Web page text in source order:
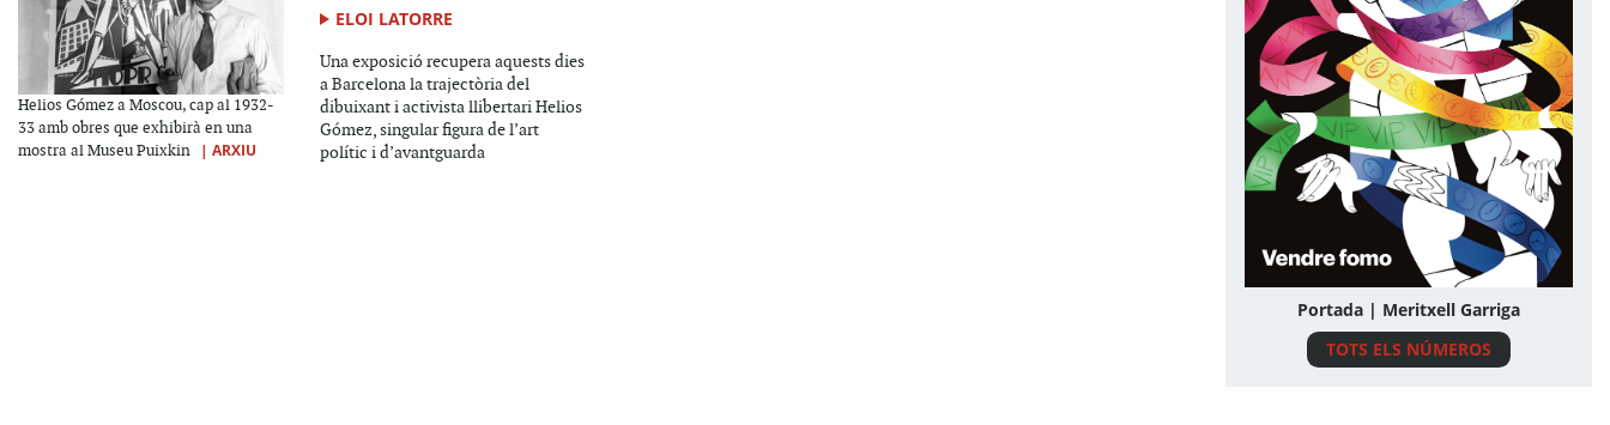
Helios Gómez a Moscou, cap al 1932-
33 amb obres que exhibirà en una
mostra al Museu Puixkin
| ARXIU
ELOI LATORRE
Una exposició recupera aquests dies
a Barcelona la trajectòria del
dibuixant i activista llibertari Helios
Gómez, singular figura de l’art
polític i d’avantguarda
Portada | Meritxell Garriga
TOTS ELS NÚMEROS